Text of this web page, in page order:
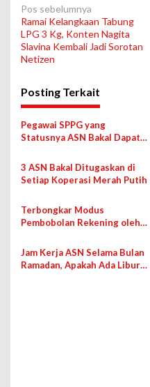
N
a
v
g
a
s
p
o
s
Pos sebelumnya
Ramai Kelangkaan Tabung
LPG 3 Kg, Konten Nagita
Slavina Kembali Jadi Sorotan
Netizen
Posting Terkait
Pegawai SPPG yang
Statusnya ASN Bakal Dapat
3 ASN Bakal Ditugaskan di
Setiap Koperasi Merah Putih
Terbongkar Modus
Pembobolan Rekening oleh
Targetkan Pensiunan ASN
Jam Kerja ASN Selama Bulan
Ramadan, Apakah Ada Libur